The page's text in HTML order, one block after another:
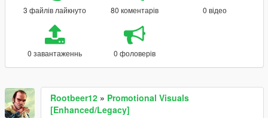
3 файлів лайкнуто 80 коментарів 0 відео
0 завантаженнь 0 фоловерів
Rootbeer12 » Promotional Visuals
[Enhanced/Legacy]